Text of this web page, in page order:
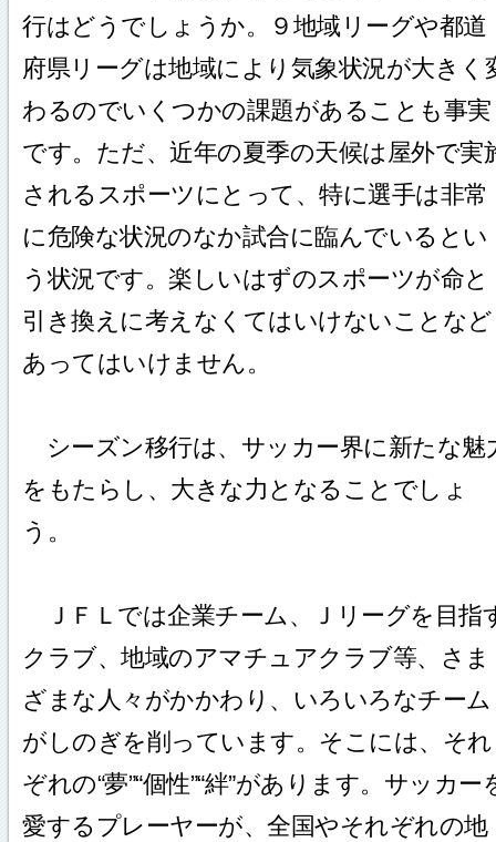
行はどうでしょうか。９地域リーグや都道
府県リーグは地域により気象状況が大きく
わるのでいくつかの課題があることも事実
です。ただ、近年の夏季の天候は屋外で実
されるスポーツにとって、特に選手は非常
に危険な状況のなか試合に臨んでいるとい
う状況です。楽しいはずのスポーツが命と
引き換えに考えなくてはいけないことなど
あってはいけません。
シーズン移行は、サッカー界に新たな魅
をもたらし、大きな力となることでしょ
う。
ＪＦＬでは企業チーム、Ｊリーグを目指
クラブ、地域のアマチュアクラブ等、さま
ざまな人々がかかわり、いろいろなチーム
がしのぎを削っています。そこには、それ
ぞれの“夢”“個性”“絆”があります。サッカー
愛するプレーヤーが、全国やそれぞれの地